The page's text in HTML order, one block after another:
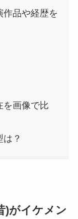
作品や経歴を
を画像で比
？
)がイケメン